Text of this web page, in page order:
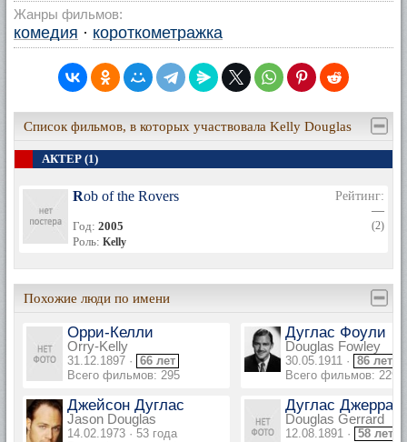
Жанры фильмов:
комедия · короткометражка
Список фильмов, в которых участвовала Kelly Douglas
АКТЕР (1)
Rob of the Rovers
Год: 2005
Роль: Kelly
Рейтинг:
—
(2)
Похожие люди по имени
Орри-Келли
Orry-Kelly
31.12.1897 · 66 лет
Всего фильмов: 295
Дуглас Фоули
Douglas Fowley
30.05.1911 · 86 лет
Всего фильмов: 229
Джейсон Дуглас
Jason Douglas
14.02.1973 · 53 года
Дуглас
Douglas Gerrard
12.08.1891 · 58 лет